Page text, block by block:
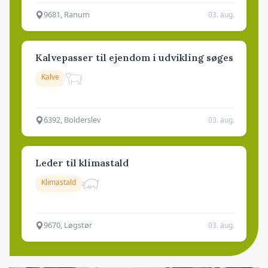
9681, Ranum 03. aug.
Kalvepasser til ejendom i udvikling søges
Kalve
6392, Bolderslev 03. aug.
Leder til klimastald
Klimastald
9670, Løgstør 03. aug.